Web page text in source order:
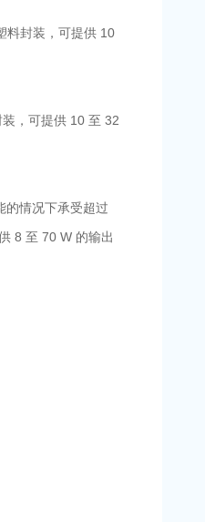
料封装，可提供 10
，可提供 10 至 32
情况下承受超过
8 至 70 W 的输出